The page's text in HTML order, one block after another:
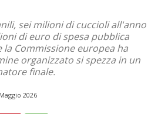
sei milioni di cuccioli all'anno
di euro di spesa pubblica
la Commissione europea ha
organizzato si spezza in un
finale.
2026